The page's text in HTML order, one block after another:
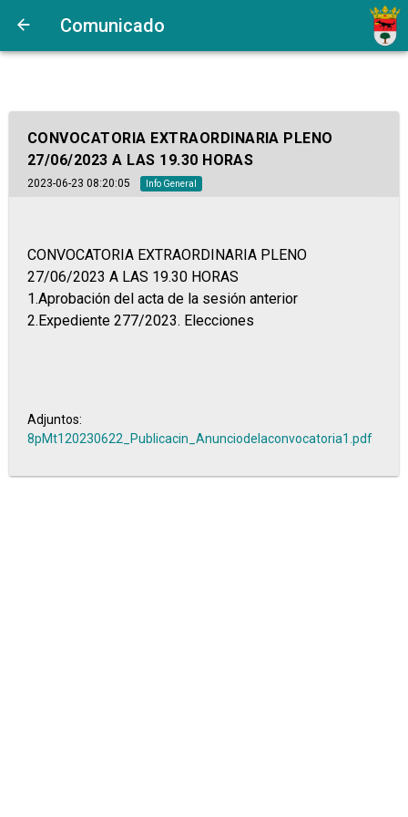
Comunicado
CONVOCATORIA EXTRAORDINARIA PLENO
27/06/2023 A LAS 19.30 HORAS
2023-06-23 08:20:05 Info General
CONVOCATORIA EXTRAORDINARIA PLENO
27/06/2023 A LAS 19.30 HORAS
1.Aprobación del acta de la sesión anterior
2.Expediente 277/2023. Elecciones
Adjuntos:
8pMt120230622_Publicacin_Anunciodelaconvocatoria1.pdf